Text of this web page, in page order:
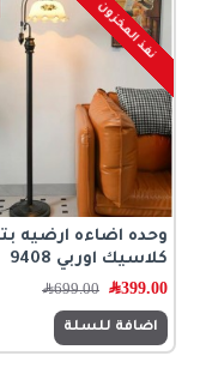
نفذ المخزون
وحده اضاءه ارضيه
كلاسيك اوربي 9408
399.00﷼ 699.00﷼
اضافة للسلة